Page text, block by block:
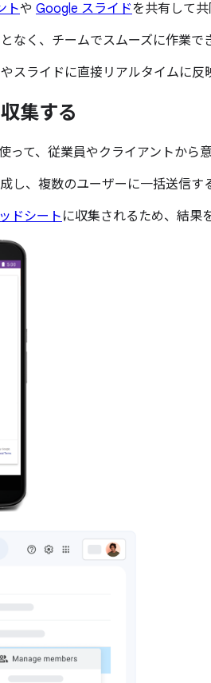
トや Google スライドを共有して共
なく、チームでスムーズに作業で
ライドに直接リアルタイムに反
収集する
って、従業員やクライアントから
し、複数のユーザーに一括送信す
ドシート に収集されるため、結果